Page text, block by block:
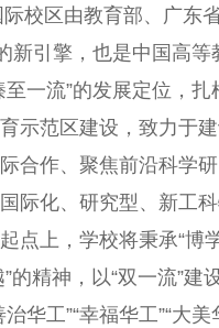
校区由教育部、广东
新引擎，也是中国高
至一流”的发展定位，
示范区建设，致力于
合作、聚焦前沿科学
际化、研究型、新工
点上，学校将秉承“博
的精神，以“双一流”建
治华工”“幸福华工”“